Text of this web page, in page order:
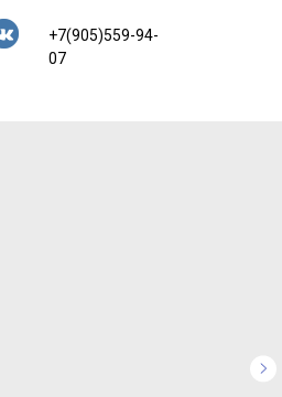
+7(905)559-94-
07